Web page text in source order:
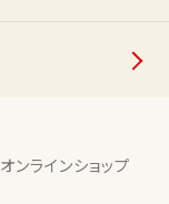
オンラインショップ